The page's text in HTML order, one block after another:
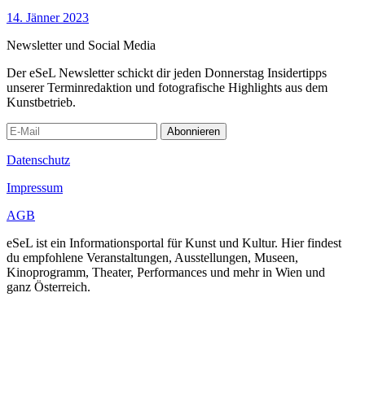
14. Jänner 2023
Newsletter und Social Media
Der eSeL Newsletter schickt dir jeden Donnerstag Insidertipps
unserer Terminredaktion und fotografische Highlights aus dem
Kunstbetrieb.
Abonnieren
Datenschutz
Impressum
AGB
eSeL ist ein Informationsportal für Kunst und Kultur. Hier findest
du empfohlene Veranstaltungen, Ausstellungen, Museen,
Kinoprogramm, Theater, Performances und mehr in Wien und
ganz Österreich.